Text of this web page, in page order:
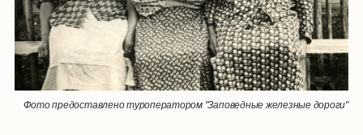
Фото предоставлено туроператором "Заповедные железные дороги"